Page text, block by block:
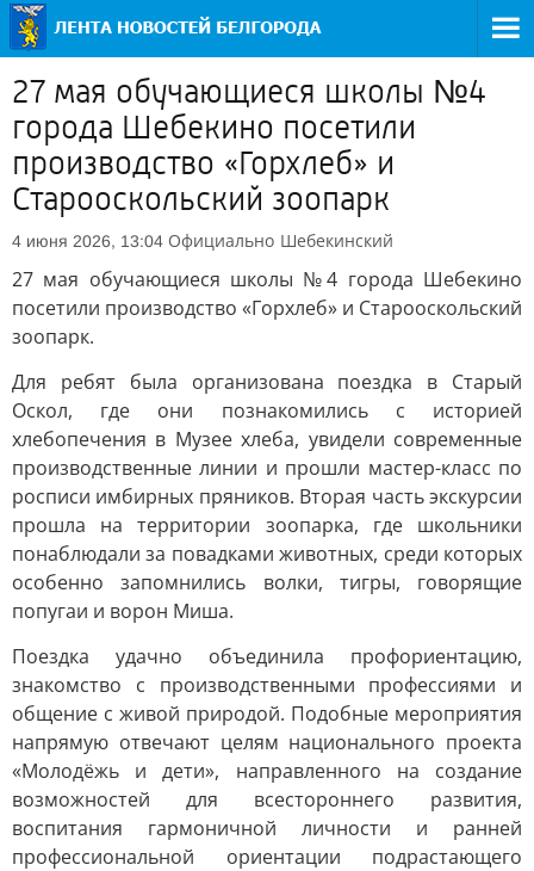
27 мая обучающиеся школы №4
города Шебекино посетили
производство «Горхлеб» и
Старооскольский зоопарк
4 июня 2026, 13:04 Официально Шебекинский
27 мая обучающиеся школы №4 города Шебекино
посетили производство «Горхлеб» и Старооскольский
зоопарк.
Для ребят была организована поездка в Старый
Оскол, где они познакомились с историей
хлебопечения в Музее хлеба, увидели современные
производственные линии и прошли мастер-класс по
росписи имбирных пряников. Вторая часть экскурсии
прошла на территории зоопарка, где школьники
понаблюдали за повадками животных, среди которых
особенно запомнились волки, тигры, говорящие
попугаи и ворон Миша.
Поездка удачно объединила профориентацию,
знакомство с производственными профессиями и
общение с живой природой. Подобные мероприятия
напрямую отвечают целям национального проекта
«Молодёжь и дети», направленного на создание
возможностей для всестороннего развития,
воспитания гармоничной личности и ранней
профессиональной ориентации подрастающего